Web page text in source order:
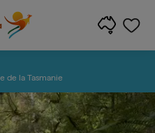
de la Tasmanie